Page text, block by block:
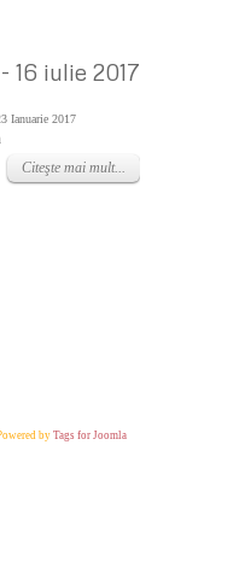
16 iulie 2017
Ianuarie 2017
Citeşte mai mult...
byTags for Joomla